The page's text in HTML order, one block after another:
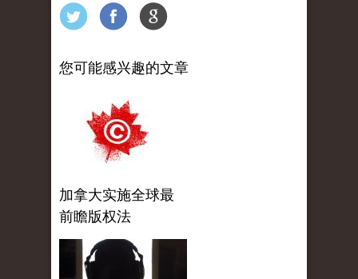
您可能感兴趣的文章
加拿大实施全球最
前瞻版权法